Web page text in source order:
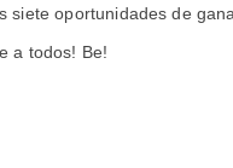
siete oportunidades de
a todos! Be!